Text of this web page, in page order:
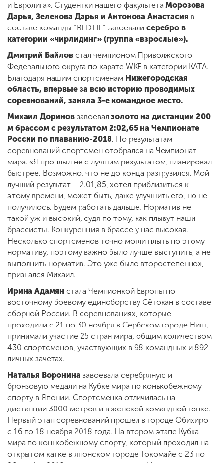
и Евролига». Студентки нашего факультета Морозова
Дарья, Зеленова Дарья и Антонова Анастасия в
составе команды “REDTIE” завоевали серебро в
категории «чирлидинг» (группа «взрослые»).
Дмитрий Байлов стал чемпионом Приволжского
Федерального округа по карате WKF в категории КАТА.
Благодаря нашим спортсменам Нижегородская
область, впервые за всю историю проводимых
соревнований, заняла 3-е командное место.
Михаил Доринов завоевал золото на дистанции 200
м брассом с результатом 2:02,65 на Чемпионате
России по плаванию-2018. По результатам
соревнований спортсмен отобрался на Чемпионат
мира. «Я проплыл не с лучшим результатом, планировал
быстрее. Возможно, что не до конца разгрузился. Мой
лучший результат —2.01,85, хотел приблизиться к
этому времени, может быть, даже улучшить его, но не
получилось. Будем работать дальше. Норматив не
такой уж и высокий, судя по тому, как плывут наши
брассисты. Конкуренция в брассе у нас высокая.
Несколько спортсменов точно могли плыть по этому
нормативу, поэтому важно было лучше выступить, а не
выполнить норматив. Это уже было второстепенно», –
признался Михаил.
Ирина Адамян стала Чемпионкой Европы по
восточному боевому единоборству Сётокан в составе
сборной России. В соревнованиях, которые
проходили с 21 по 30 ноября в Сербском городе Ниш,
принимали участие 25 стран мира, общим количеством
430 спортсменов, участвующих в 98 командных и 892
личных зачетах.
Наталья Воронина завоевала серебряную и
бронзовую медали на Кубке мира по конькобежному
спорту в Японии. Спортсменка отличилась на
дистанции 3000 метров и в женской командной гонке.
Первый этап соревнований прошел в городе Обихиро
с 16 по 18 ноября 2018 года. На втором этапе Кубка
мира по конькобежному спорту, который проходил на
открытом катке в японском городе Токомайе с 23 по